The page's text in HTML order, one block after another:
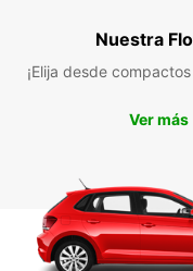
Nuestra
¡Elija desde
Ver más